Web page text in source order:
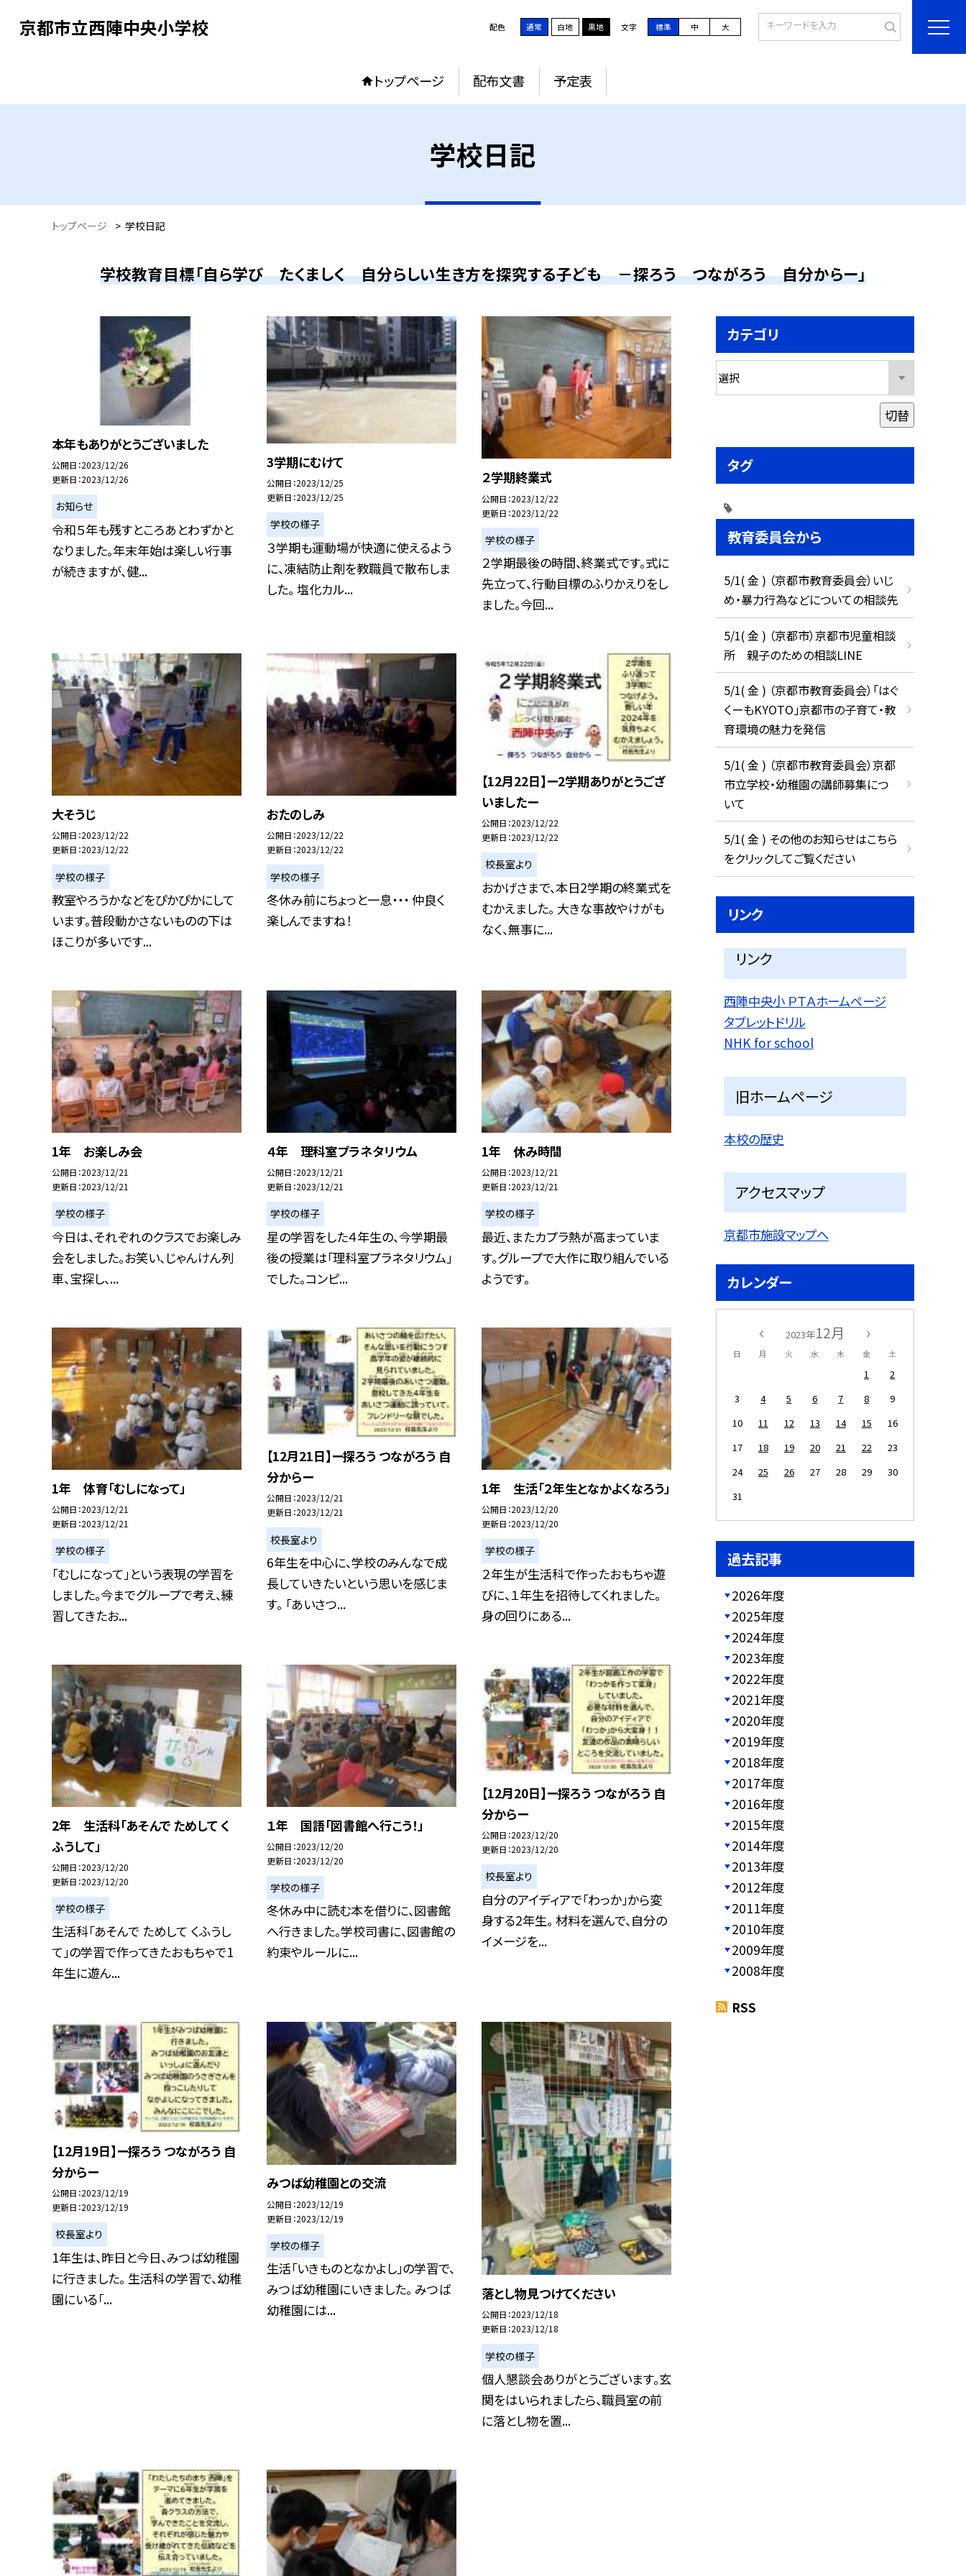
京都市立西陣中央小学校 配色 通常 白地 黒地 文字 標準 中 大
トップページ 配布文書 予定表
学校日記
トップページ > 学校日記
学校教育目標「自ら学び たくましく 自分らしい生き方を探究する子ども －探ろう つながろう 自分からー」
本年もありがとうございました
公開日 2023/12/26
更新日 2023/12/26
お知らせ
令和５年も残すところあとわずかと
なりました。年末年始は楽しい行事
が続きますが、健...
3学期にむけて
公開日 2023/12/25
更新日 2023/12/25
学校の様子
３学期も運動場が快適に使えるよう
に、凍結防止剤を教職員で散布しま
した。 塩化カル...
２学期終業式
公開日 2023/12/22
更新日 2023/12/22
学校の様子
２学期最後の時間、終業式です。式に
先立って、行動目標のふりかえりをし
ました。今回...
大そうじ
公開日 2023/12/22
更新日 2023/12/22
学校の様子
教室やろうかなどをぴかぴかにして
います。普段動かさないものの下は
ほこりが多いです...
おたのしみ
公開日 2023/12/22
更新日 2023/12/22
学校の様子
冬休み前にちょっと一息・・・ 仲良く
楽しんでますね！
【12月22日】ー2学期ありがとうござ
いましたー
公開日 2023/12/22
更新日 2023/12/22
校長室より
おかげさまで、本日2学期の終業式を
むかえました。 大きな事故やけがも
なく、無事に...
1年 お楽しみ会
公開日 2023/12/21
更新日 2023/12/21
学校の様子
今日は、それぞれのクラスでお楽しみ
会をしました。お笑い、じゃんけん列
車、宝探し、...
４年 理科室プラネタリウム
公開日 2023/12/21
更新日 2023/12/21
学校の様子
星の学習をした４年生の、今学期最
後の授業は「理科室プラネタリウム」
でした。コンピ...
1年 休み時間
公開日 2023/12/21
更新日 2023/12/21
学校の様子
最近、またカプラ熱が高まっていま
す。グループで大作に取り組んでいる
ようです。
1年 体育「むしになって」
公開日 2023/12/21
更新日 2023/12/21
学校の様子
「むしになって」という表現の学習を
しました。今までグループで考え、練
習してきたお...
【12月21日】ー探ろう つながろう 自
分からー
公開日 2023/12/21
更新日 2023/12/21
校長室より
6年生を中心に、学校のみんなで成
長していきたいという思いを感じま
す。 「あいさつ...
1年 生活「２年生となかよくなろう」
公開日 2023/12/20
更新日 2023/12/20
学校の様子
２年生が生活科で作ったおもちゃ遊
びに、１年生を招待してくれました。
身の回りにある...
2年 生活科「あそんで ためして く
ふうして」
公開日 2023/12/20
更新日 2023/12/20
学校の様子
生活科「あそんで ためして くふうし
て」の学習で作ってきたおもちゃで1
年生に遊ん...
１年 国語「図書館へ行こう！」
公開日 2023/12/20
更新日 2023/12/20
学校の様子
冬休み中に読む本を借りに、図書館
へ行きました。学校司書に、図書館の
約束やルールに...
【12月20日】ー探ろう つながろう 自
分からー
公開日 2023/12/20
更新日 2023/12/20
校長室より
自分のアイディアで「わっか」から変
身する2年生。 材料を選んで、自分の
イメージを...
【12月19日】ー探ろう つながろう 自
分からー
公開日 2023/12/19
更新日 2023/12/19
校長室より
1年生は、昨日と今日、みつば幼稚園
に行きました。 生活科の学習で、幼稚
園にいる「...
みつば幼稚園との交流
公開日 2023/12/19
更新日 2023/12/19
学校の様子
生活「いきものとなかよし」の学習で、
みつば幼稚園にいきました。 みつば
幼稚園には...
落とし物見つけてください
公開日 2023/12/18
更新日 2023/12/18
学校の様子
個人懇談会ありがとうございます。玄
関をはいられましたら、職員室の前
に落とし物を置...
カテゴリ
切替
タグ
教育委員会から
5/1( 金 ) （京都市教育委員会）いじ
め・暴力行為などについての相談先
5/1( 金 ) （京都市）京都市児童相談
所 親子のための相談LINE
5/1( 金 ) （京都市教育委員会）「はぐ
くーもKYOTO」京都市の子育て・教
育環境の魅力を発信
5/1( 金 ) （京都市教育委員会）京都
市立学校・幼稚園の講師募集につ
いて
5/1( 金 ) その他のお知らせはこちら
をクリックしてご覧ください
リンク
リンク
西陣中央小 ＰＴＡホームページ
タブレットドリル
NHK for school
旧ホームページ
本校の歴史
アクセスマップ
京都市施設マップへ
カレンダー
2023年12月
日 月 火 水 木 金 土
1
2
3
4 5 6 7 8
9
10
11 12 13 14 15
16
17
18 19 20 21 22
23
24
25 26 27 28 29
30
31
過去記事
2026年度
2025年度
2024年度
2023年度
2022年度
2021年度
2020年度
2019年度
2018年度
2017年度
2016年度
2015年度
2014年度
2013年度
2012年度
2011年度
2010年度
2009年度
2008年度
RSS